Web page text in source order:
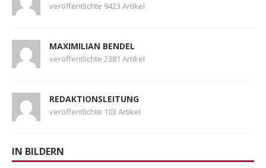
veröffentlichte 9423 Artikel
MAXIMILIAN BENDEL
veröffentlichte 2381 Artikel
REDAKTIONSLEITUNG
veröffentlichte 103 Artikel
IN BILDERN